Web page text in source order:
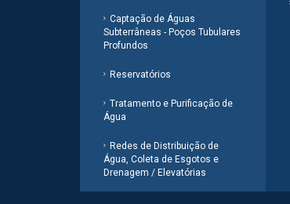
Captação de Águas
Subterrâneas - Poços Tubulares
Profundos
Reservatórios
Tratamento e Purificação de
Água
Redes de Distribuição de
Água, Coleta de Esgotos e
Drenagem / Elevatórias